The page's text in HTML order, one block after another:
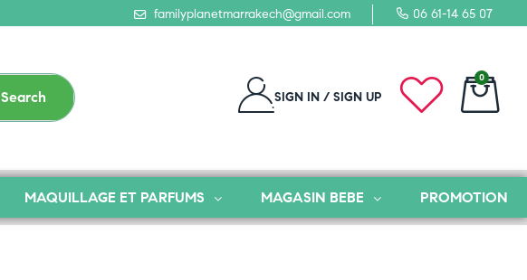
familyplanetmarrakech@gmail.com 06 61-14 65 07
Search SIGN IN / SIGN UP
0
MAQUILLAGE ET PARFUMS MAGASIN BEBE PROMOTION